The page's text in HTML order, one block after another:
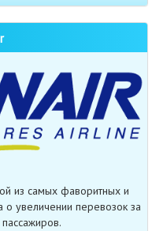
из самых фаворитных и
увеличении перевозок за